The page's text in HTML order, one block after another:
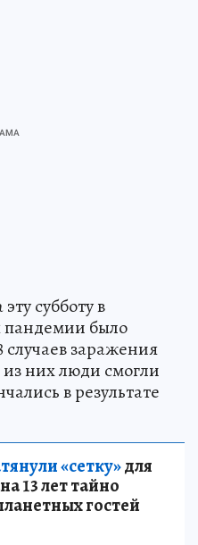
субботу в
пандемии было
случаев заражения
из них люди смогли
в результате
«сетку»для
13 лет тайно
гостей